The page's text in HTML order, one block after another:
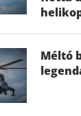
Méltó